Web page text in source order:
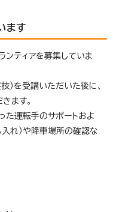
ます
ンティアを募集していま
）を受講いただいた後に、
ます。
た運転手のサポートおよ
入れ）や降車場所の確認な